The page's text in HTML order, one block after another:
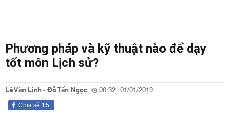
Phương pháp và kỹ thuật nào để dạy
tốt môn Lịch sử?
Lê Văn Linh - Đỗ Tấn Ngọc 00:32 | 01/01/2019
15
Chia sẻ